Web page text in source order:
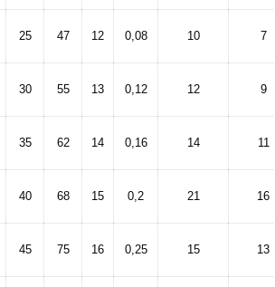
25 47 12 0,08 10 7
30 55 13 0,12 12 9
35 62 14 0,16 14 11
40 68 15 0,2 21 16
45 75 16 0,25 15 13